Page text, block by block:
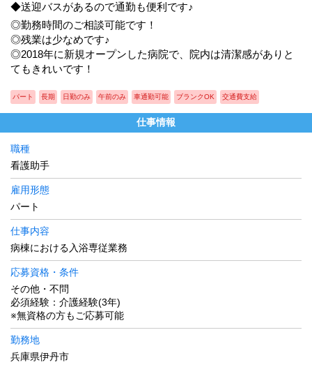
◆送迎バスがあるので通勤も便利です♪
◎勤務時間のご相談可能です！
◎残業は少なめです♪
◎2018年に新規オープンした病院で、院内は清潔感がありと
てもきれいです！
パート 長期 日勤のみ 午前のみ 車通勤可能 ブランクOK 交通費支給
仕事情報
職種
看護助手
雇用形態
パート
仕事内容
病棟における入浴専従業務
応募資格・条件
その他・不問
必須経験：介護経験(3年)
※無資格の方もご応募可能
勤務地
兵庫県伊丹市